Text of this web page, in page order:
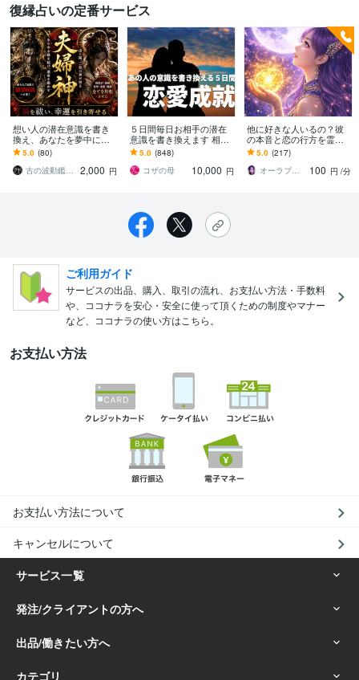
復縁占いの定番サービス
想い人の潜在意識を書き
換え、あなたを夢中にさ
せます 【音信不通】想い
の執着を解除し相手から
連絡が来る状態へ。
5.0 (80)
古の波動鑑定師・尊（みこと）
2,000 円
５日間毎日お相手の潜在
意識を書き換えます 相手
の気持ちを霊視✡復縁/片
想い/複雑恋愛/遠恋/恋愛全
般
5.0 (848)
コザの母
10,000 円
他に好きな人いるの？彼
の本音と恋の行方を霊視
します 音信不通・距離を
置かれた理由✴彼の本音✴
復縁の可能性を鑑定
5.0 (217)
オーラブルーム鑑定✳︎凜々花
100 円 /分
ご利用ガイド
サービスの出品、購入、取引の流れ、お支払い方法・手数料
や、ココナラを安心・安全に使って頂くための制度やマナー
など、ココナラの使い方はこちら。
お支払い方法
お支払い方法について
キャンセルについて